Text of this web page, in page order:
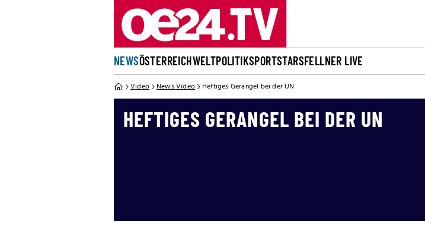
NEWSÖSTERREICHWELTPOLITIKSPORTSTARSFELLNER LIVE
Video News Video Heftiges Gerangel bei der UN
HEFTIGES GERANGEL BEI DER UN